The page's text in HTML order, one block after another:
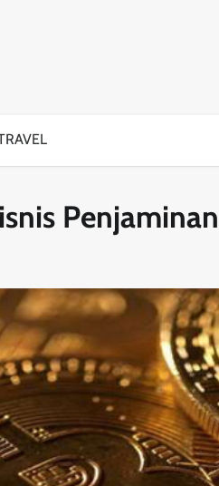
Penjaminan